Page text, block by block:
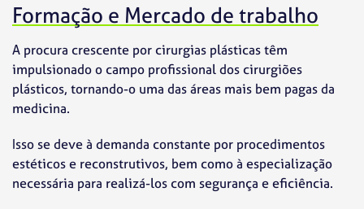
Formação e Mercado de trabalho
A procura crescente por cirurgias plásticas têm
impulsionado o campo profissional dos cirurgiões
plásticos, tornando-o uma das áreas mais bem pagas da
medicina.
Isso se deve à demanda constante por procedimentos
estéticos e reconstrutivos, bem como à especialização
necessária para realizá-los com segurança e eficiência.